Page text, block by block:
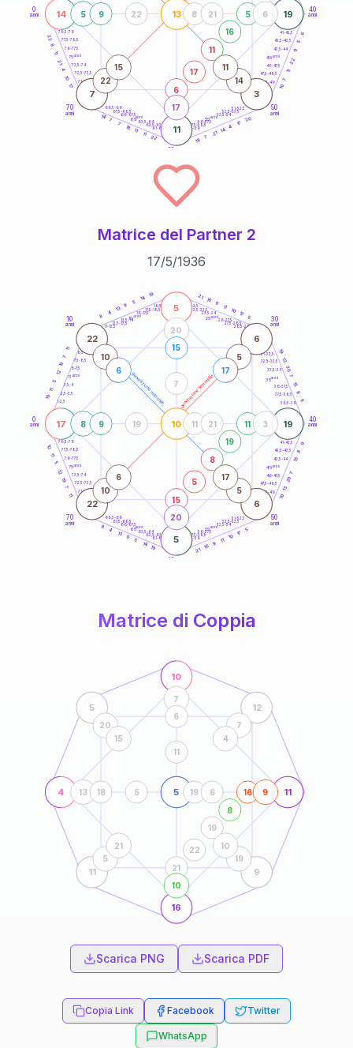
0
anni
40
anni
50
anni
60
70
anni
41-42,5
42,5-43,5
43,5-44
46-47,5
47,5-48,5
48,5-49
51-52,5
52,5-53,5
53,5-54
56-57,5
57,5-58,5
58,5-59
61-62,5
62,5-63,5
63,5-64
66-67,5
67,5-68,5
68,5-69
71-72,5
72,5-73,5
73,5-74
76-77,5
77,5-78,5
78,5-79 6
5
9
22
11
7
10
20
17
4
14
21
7
18
22
11
11
18
7
7
14
17
10
4
21
11
8
22
14 19
11
13
7 3
6
17
11
16
5
5 6
17
9 8 21
22
22
15
14
11
45anni
55anni
65anni
75anni
Matrice del Partner 2
17/5/1936
generazione maschile generazione femminile
0
anni
10
anni
30
anni
40
anni
50
anni
60
70
anni
1-2,5
2,5-3,5
3,5-4
6-7,5
7,5-8,5
8,5-9
11-12,5
12,5-13,5
13,5-14
16-17,5
17,5-18,5
18,5-19 21-22,5
22,5-23,5
23,5-24
26-27,5
27,5-28,5
28,5-29
31-32,5
32,5-33,5
33,5-34
36-37,5
37,5-38,5
38,5-39
41-42,5
42,5-43,5
43,5-44
46-47,5
47,5-48,5
48,5-49
51-52,5
52,5-53,5
53,5-54
56-57,5
57,5-58,5
58,5-59
61-62,5
62,5-63,5
63,5-64
66-67,5
67,5-68,5
68,5-69
71-72,5
72,5-73,5
73,5-74
76-77,5
77,5-78,5
78,5-79
10
11
5
12
19
7
11
8
4
13
9
5
14
19 21
16
9
11
10
17
5
19
13
20
7
15
8
9
9
8
15
7
20
13
19
5
17
10
11
9
16
21
19
14
5
9
13
4
8
11
7
19
12
5
11
10
17
5
19
5
10
22 6
22 6
15
5
8
19
11
8
20
3
20
9
15
11 21
19
7
10
6
5
17
10
6
5
17
5anni
15 anni 25anni
35anni
45anni
55anni
65anni
75anni
Matrice di Coppia
4
10
11
16
5
5 12
11 9
21
22
19
8
16
13
7
9
10
18
6
19 6
5
11
20
15
7
4
5
21
19
10
Scarica PNG Scarica PDF
Copia Link Facebook Twitter
WhatsApp